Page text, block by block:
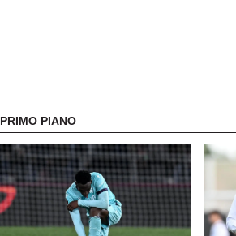
PRIMO PIANO